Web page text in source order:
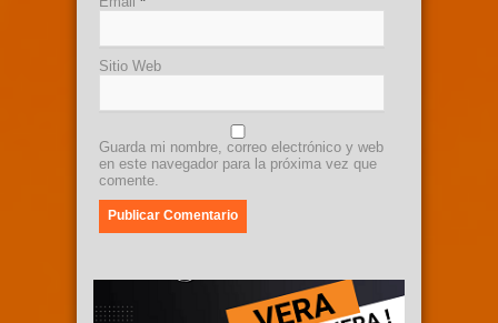
Sitio Web
Guarda mi nombre, correo electrónico y web
en este navegador para la próxima vez que
comente.